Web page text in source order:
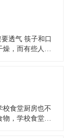
的工作效率及
透气 筷子和口
燥，而有些人把
水沥干。还有
校食堂厨房也不
物，学校食堂厨